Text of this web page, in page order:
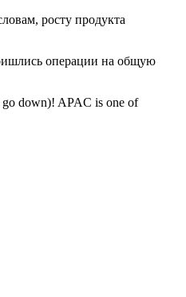
росту продукта
операции на общую
go down)! APAC is one of